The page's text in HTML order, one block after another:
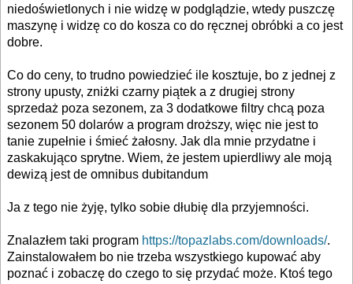
niedoświetlonych i nie widzę w podglądzie, wtedy puszczę
maszynę i widzę co do kosza co do ręcznej obróbki a co jest
dobre.
Co do ceny, to trudno powiedzieć ile kosztuje, bo z jednej z
strony upusty, zniżki czarny piątek a z drugiej strony
sprzedaż poza sezonem, za 3 dodatkowe filtry chcą poza
sezonem 50 dolarów a program droższy, więc nie jest to
tanie zupełnie i śmieć żałosny. Jak dla mnie przydatne i
zaskakująco sprytne. Wiem, że jestem upierdliwy ale moją
dewizą jest de omnibus dubitandum
Ja z tego nie żyję, tylko sobie dłubię dla przyjemności.
Znalazłem taki program https://topazlabs.com/downloads/.
Zainstalowałem bo nie trzeba wszystkiego kupować aby
poznać i zobaczę do czego to się przydać może. Ktoś tego